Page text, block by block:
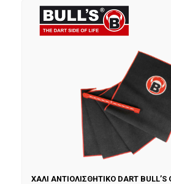
ΧΑΛΙ ΑΝΤΙΟΛΙΣΘΗΤΙΚΟ DART BULL’S